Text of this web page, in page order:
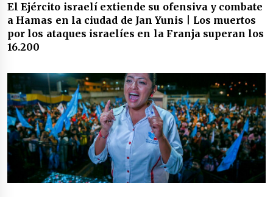
El Ejército israelí extiende su ofensiva y combate
a Hamas en la ciudad de Jan Yunis | Los muertos
por los ataques israelíes en la Franja superan los
16.200